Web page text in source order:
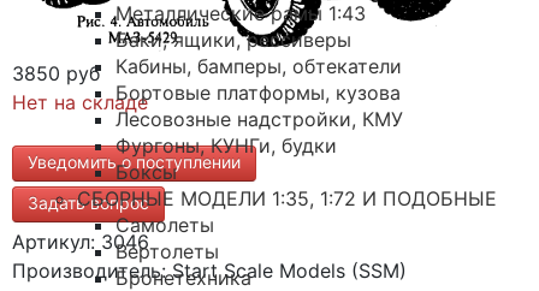
Металлические рамы 1:43
Баки, ящики, рессиверы
Кабины, бамперы, обтекатели
Бортовые платформы, кузова
Лесовозные надстройки, КМУ
Фургоны, КУНГи, будки
Боксы
СБОРНЫЕ МОДЕЛИ 1:35, 1:72 И ПОДОБНЫЕ
Самолеты
Вертолеты
Бронетехника
3850 руб
Нет на складе
Уведомить о поступлении
Задать вопрос
Артикул: 3046
Производитель: Start Scale Models (SSM)